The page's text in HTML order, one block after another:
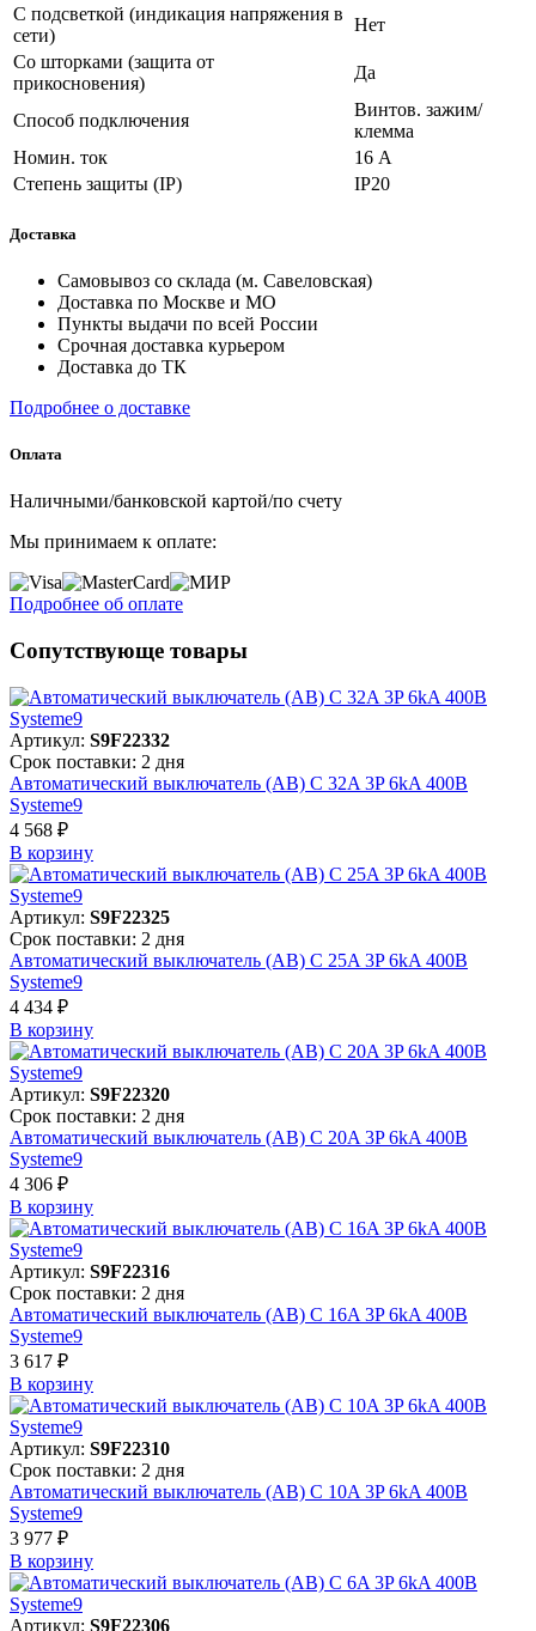
С подсветкой (индикация напряжения в
сети)
Нет
Со шторками (защита от
прикосновения)
Да
Способ подключения
Винтов. зажим/
клемма
Номин. ток
16 А
Степень защиты (IP)
IP20
Доставка
Самовывоз со склада (м. Савеловская)
Доставка по Москве и МО
Пункты выдачи по всей России
Срочная доставка курьером
Доставка до ТК
Подробнее о доставке
Оплата
Наличными/банковской картой/по счету
Мы принимаем к оплате:
Подробнее об оплате
Сопутствующе товары
Артикул: S9F22332
Срок поставки: 2 дня
Автоматический выключатель (АВ) C 32A 3P 6kA 400В
Systeme9
4 568 ₽
В корзинy
Артикул: S9F22325
Срок поставки: 2 дня
Автоматический выключатель (АВ) C 25A 3P 6kA 400В
Systeme9
4 434 ₽
В корзинy
Артикул: S9F22320
Срок поставки: 2 дня
Автоматический выключатель (АВ) C 20A 3P 6kA 400В
Systeme9
4 306 ₽
В корзинy
Артикул: S9F22316
Срок поставки: 2 дня
Автоматический выключатель (АВ) C 16A 3P 6kA 400В
Systeme9
3 617 ₽
В корзинy
Артикул: S9F22310
Срок поставки: 2 дня
Автоматический выключатель (АВ) C 10A 3P 6kA 400В
Systeme9
3 977 ₽
В корзинy
Артикул: S9F22306